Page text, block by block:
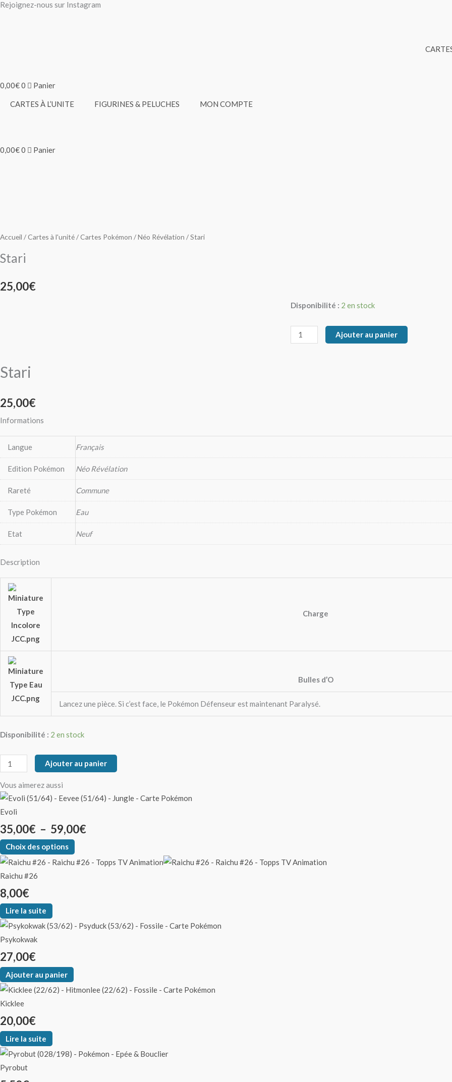
Aller
Rejoignez-nous sur Instagram
0,00€0 Panier
CARTES À L’UNITE FIGURINES & PELUCHES MON COMPTE
0,00€0 Panier
Accueil /Cartes à l'unité/Cartes Pokémon /Néo Révélation / Stari
Stari
25,00€
Disponibilité : 2 en stock
Ajouter au panier
Stari
25,00€
Informations
Langue Français
Edition Pokémon Néo Révélation
Rareté Commune
Type Pokémon Eau
Etat Neuf
Description
Charge
Bulles d’O
Lancez une pièce. Si c’est face, le Pokémon Défenseur est maintenant Paralysé.
Disponibilité : 2 en stock
Ajouter au panier
Vous aimerez aussi
Evoli
35,00€ – 59,00€
Choix des options
variations.
Raichu #26
8,00€
Lire la suite
Psykokwak
27,00€
Ajouter au panier
Kicklee
20,00€
Lire la suite
Pyrobut
variations.